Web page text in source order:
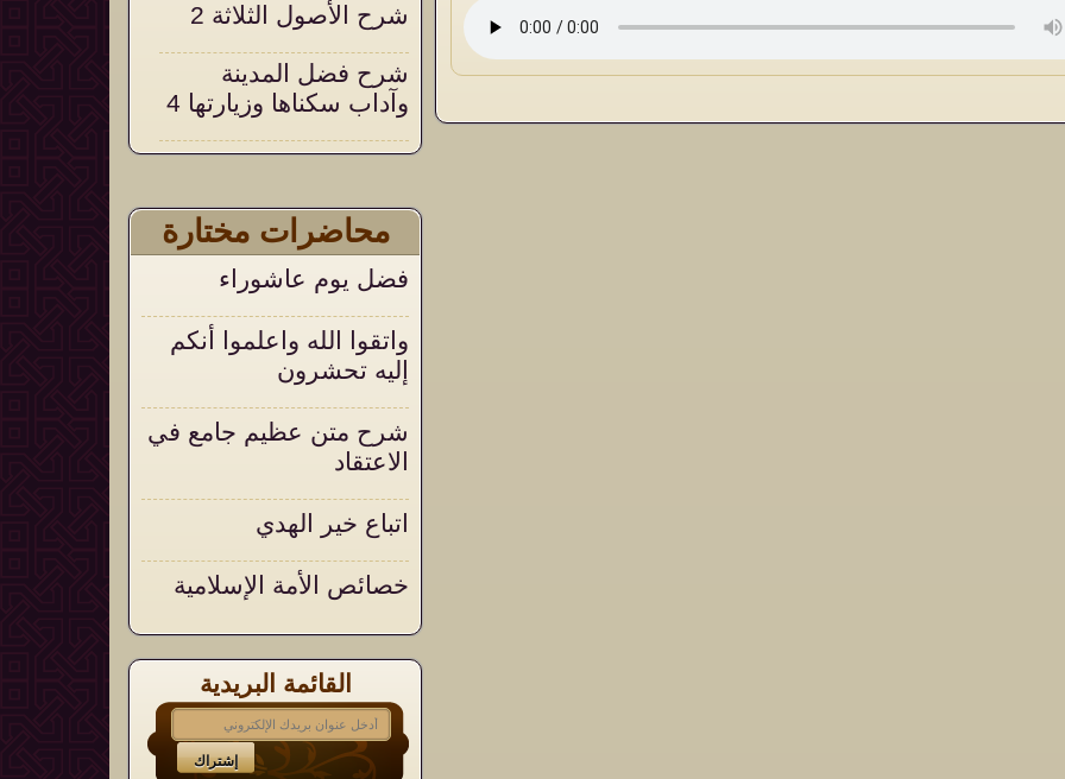
شرح الأصول الثلاثة 2
شرح فضل المدينة
وآداب سكناها وزيارتها 4
شرح التحقيق والإيضاح
التعليق على التنبيهات
السنية على العقيدة
محاضرات مختارة
فضل يوم عاشوراء
واتقوا الله واعلموا أنكم
إليه تحشرون
شرح متن عظيم جامع في
الاعتقاد
اتباع خير الهدي
خصائص الأمة الإسلامية
القائمة البريدية